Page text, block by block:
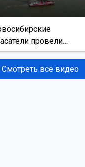
провели
на реке Обь
Смотреть все видео